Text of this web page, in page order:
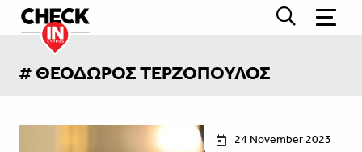
# ΘΕΟΔΩΡΟΣ ΤΕΡΖΟΠΟΥΛΟΣ
24 November 2023